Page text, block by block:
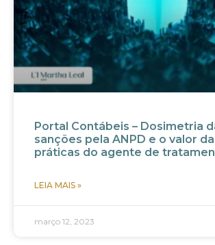
Portal Contábeis – Dosimetria
sanções pela ANPD e o valor
práticas do agente de
LEIA MAIS »
março 12, 2023